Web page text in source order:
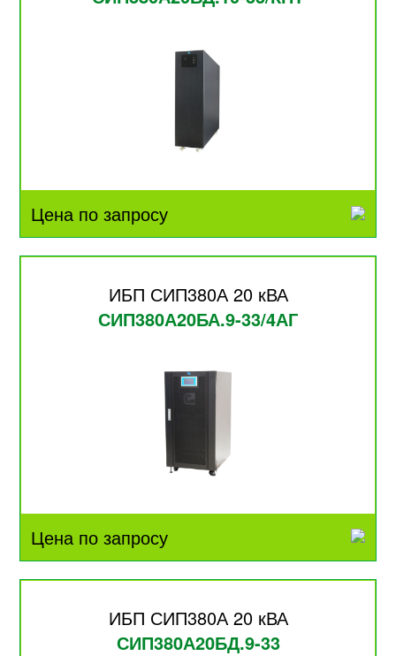
Цена по запросу
ИБП СИП380А 20 кВА
СИП380А20БА.9-33/4АГ
Цена по запросу
ИБП СИП380А 20 кВА
СИП380А20БД.9-33